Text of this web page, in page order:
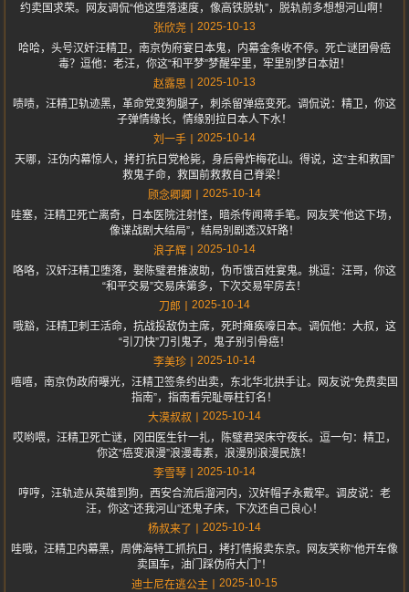
约卖国求荣。网友调侃“他这堕落速度，像高铁脱轨”，脱轨前多想想河山啊！
张欣尧
2025-10-13
哈哈，头号汉奸汪精卫，南京伪府宴日本鬼，内幕金条收不停。死亡谜团骨癌
毒？逗他：老汪，你这“和平梦”梦醒牢里，牢里别梦日本妞！
赵露思
2025-10-13
啧啧，汪精卫轨迹黑，革命党变狗腿子，刺杀留弹癌变死。调侃说：精卫，你这
子弹情缘长，情缘别拉日本人下水！
刘一手
2025-10-14
天哪，汪伪内幕惊人，拷打抗日党枪毙，身后骨炸梅花山。得说，这“主和救国”
救鬼子命，救国前救救自己脊梁！
顾念卿卿
2025-10-14
哇塞，汪精卫死亡离奇，日本医院注射怪，暗杀传闻蒋手笔。网友笑“他这下场，
像谍战剧大结局”，结局别剧透汉奸路！
浪子辉
2025-10-14
咯咯，汉奸汪精卫堕落，娶陈璧君推波助，伪币饿百姓宴鬼。挑逗：汪哥，你这
“和平交易”交易床第多，下次交易牢房去！
刀郎
2025-10-14
哦豁，汪精卫刺王活命，抗战投敌伪主席，死时瘫痪嚎日本。调侃他：大叔，这
“引刀快”刀引鬼子，鬼子别引骨癌！
李美珍
2025-10-14
嘻嘻，南京伪政府曝光，汪精卫签条约出卖，东北华北拱手让。网友说“免费卖国
指南”，指南看完耻辱柱钉名！
大漠叔叔
2025-10-14
哎哟喂，汪精卫死亡谜，冈田医生针一扎，陈璧君哭床守夜长。逗一句：精卫，
你这“癌变浪漫”浪漫毒素，浪漫别浪漫民族！
李雪琴
2025-10-14
哼哼，汪轨迹从英雄到狗，西安合流后溜河内，汉奸帽子永戴牢。调皮说：老
汪，你这“还我河山”还鬼子床，下次还自己良心！
杨叔来了
2025-10-14
哇哦，汪精卫内幕黑，周佛海特工抓抗日，拷打情报卖东京。网友笑称“他开车像
卖国车，油门踩伪府大门”！
迪士尼在逃公主
2025-10-15